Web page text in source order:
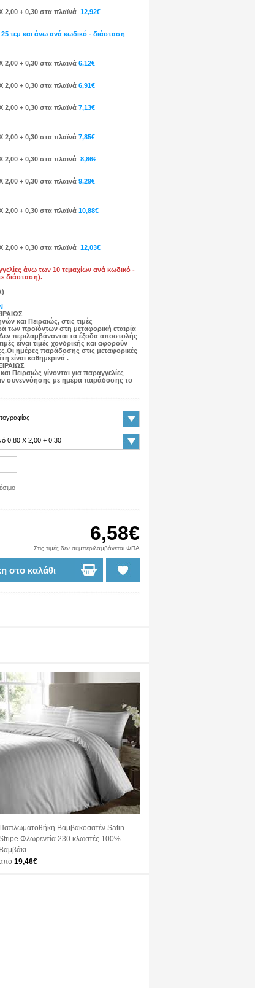
2,00 + 0,30 στα πλαϊνά 12,92€
τεμ και άνω ανά κωδικό - διάσταση
2,00 + 0,30 στα πλαϊνά 6,12€
2,00 + 0,30 στα πλαϊνά 6,91€
2,00 + 0,30 στα πλαϊνά 7,13€
2,00 + 0,30 στα πλαϊνά7,85€
2,00 + 0,30 στα πλαϊνά 8,86€
2,00 + 0,30 στα πλαϊνά 9,29€
2,00 + 0,30 στα πλαϊνά 10,88€
2,00 + 0,30 στα πλαϊνά 12,03€
άνω των 10 τεμαχίων ανά κωδικό -
διάσταση).
και Πειραιώς, στις τιμές
των προϊόντων στη μεταφορική εταιρία
περιλαμβάνονται τα έξοδα αποστολής
είναι τιμές χονδρικής και αφορούν
ημέρες παράδοσης στις μεταφορικές
είναι καθημερινά .
Πειραιώς γίνονται για παραγγελίες
συνεννόησης με ημέρα παράδοσης το
0,80 Χ 2,00 + 0,30
6,58€
Στις τιμές δεν συμπεριλαμβάνεται ΦΠΑ
Παπλωματοθήκη Βαμβακοσατέν Satin
Φλωρεντία 230 κλωστές 100%
Βαμβάκι
19,46€